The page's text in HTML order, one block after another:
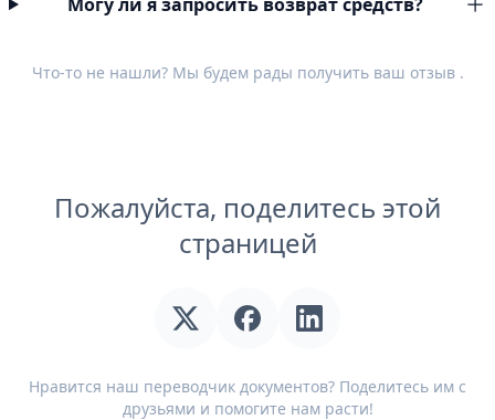
Что-то не нашли? Мы будем рады получить ваш отзыв.
Пожалуйста, поделитесь этой
страницей
Нравится наш переводчик документов? Поделитесь им с
друзьями и помогите нам расти!